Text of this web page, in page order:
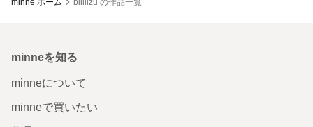
minneを知る
minneについて
minneで買いたい